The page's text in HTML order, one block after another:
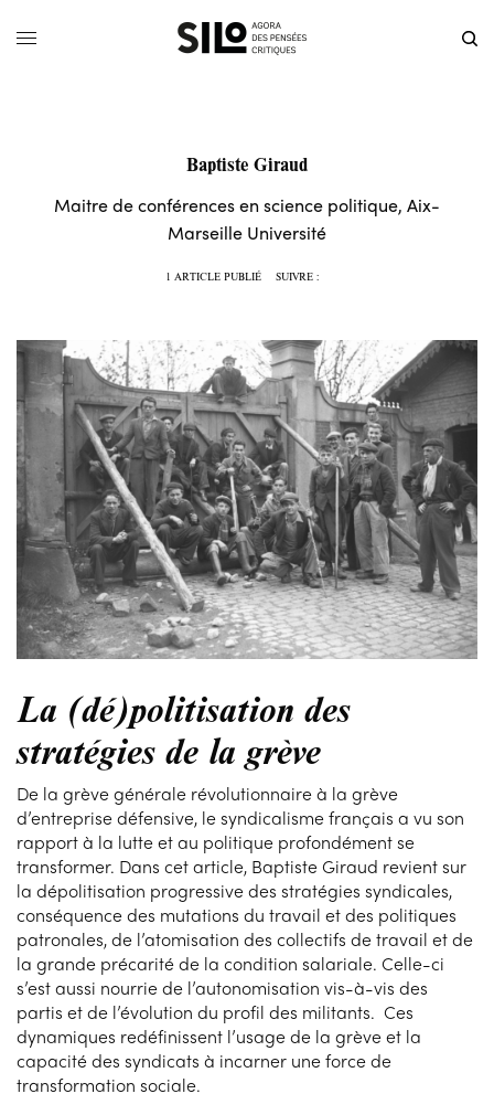
Baptiste Giraud
Maitre de conférences en science politique, Aix-
Marseille Université
1 ARTICLE PUBLIÉ SUIVRE :
La (dé)politisation des
stratégies de la grève
De la grève générale révolutionnaire à la grève
d’entreprise défensive, le syndicalisme français a vu son
rapport à la lutte et au politique profondément se
transformer. Dans cet article, Baptiste Giraud revient sur
la dépolitisation progressive des stratégies syndicales,
conséquence des mutations du travail et des politiques
patronales, de l’atomisation des collectifs de travail et de
la grande précarité de la condition salariale. Celle-ci
s’est aussi nourrie de l’autonomisation vis-à-vis des
partis et de l’évolution du profil des militants. Ces
dynamiques redéfinissent l’usage de la grève et la
capacité des syndicats à incarner une force de
transformation sociale.